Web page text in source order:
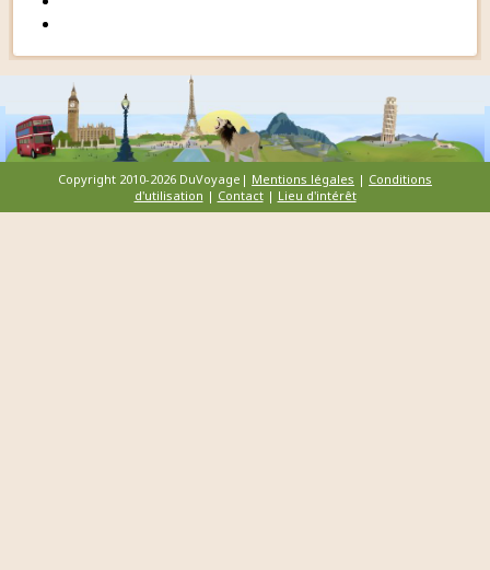
Copyright 2010-2026 DuVoyage| Mentions légales | Conditions
d'utilisation | Contact| Lieu d'intérêt